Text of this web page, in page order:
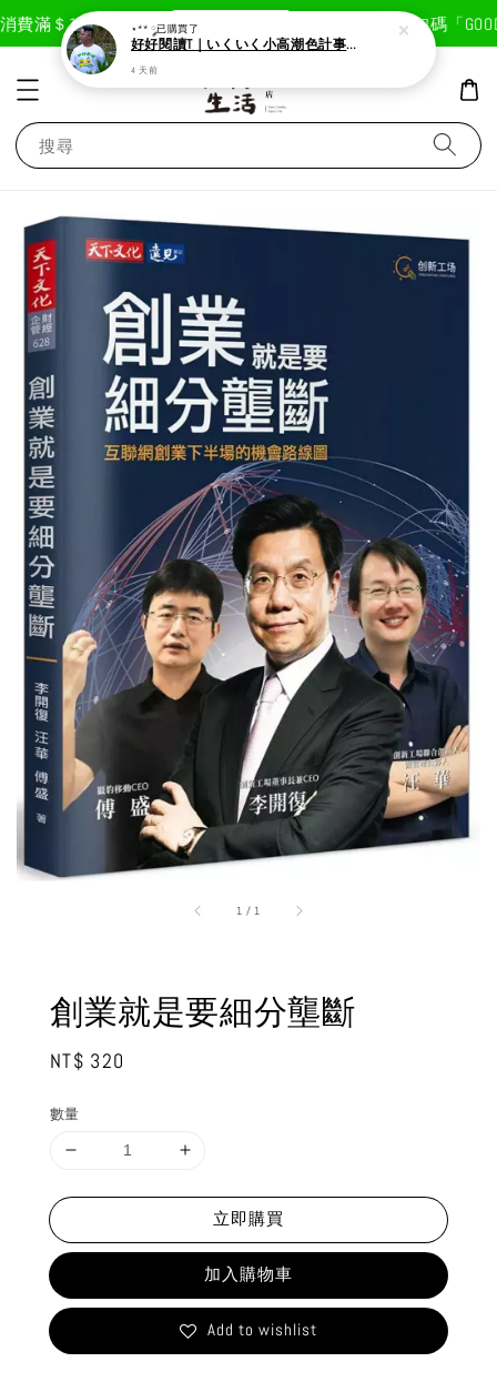
滿＄1800免運費 現在去購物！ 首次註冊輸入折扣碼「
搜尋
1 / 1
創業就是要細分壟斷
Regular
NT$ 320
數量
立即購買
加入購物車
Add to wishlist
⋆** ༘已購買了
好好閱讀T｜いくいく小高潮色計事務所X好好生活書店聯名款
4 天前